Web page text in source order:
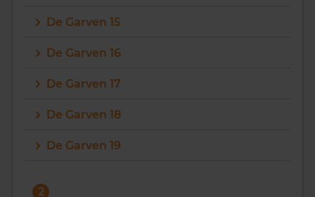
De Garven 15
De Garven 16
De Garven 17
De Garven 18
De Garven 19
2